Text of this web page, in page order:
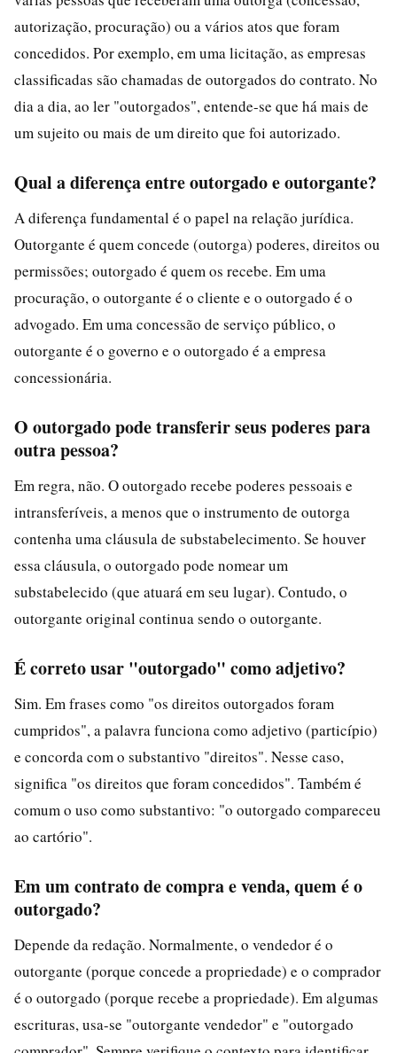
autorização, procuração) ou a vários atos que foram
concedidos. Por exemplo, em uma licitação, as empresas
classificadas são chamadas de outorgados do contrato. No
dia a dia, ao ler "outorgados", entende-se que há mais de
um sujeito ou mais de um direito que foi autorizado.
Qual a diferença entre outorgado e outorgante?
A diferença fundamental é o papel na relação jurídica.
Outorgante é quem concede (outorga) poderes, direitos ou
permissões; outorgado é quem os recebe. Em uma
procuração, o outorgante é o cliente e o outorgado é o
advogado. Em uma concessão de serviço público, o
outorgante é o governo e o outorgado é a empresa
concessionária.
O outorgado pode transferir seus poderes para
outra pessoa?
Em regra, não. O outorgado recebe poderes pessoais e
intransferíveis, a menos que o instrumento de outorga
contenha uma cláusula de substabelecimento. Se houver
essa cláusula, o outorgado pode nomear um
substabelecido (que atuará em seu lugar). Contudo, o
outorgante original continua sendo o outorgante.
É correto usar "outorgado" como adjetivo?
Sim. Em frases como "os direitos outorgados foram
cumpridos", a palavra funciona como adjetivo (particípio)
e concorda com o substantivo "direitos". Nesse caso,
significa "os direitos que foram concedidos". Também é
comum o uso como substantivo: "o outorgado compareceu
ao cartório".
Em um contrato de compra e venda, quem é o
outorgado?
Depende da redação. Normalmente, o vendedor é o
outorgante (porque concede a propriedade) e o comprador
é o outorgado (porque recebe a propriedade). Em algumas
escrituras, usa-se "outorgante vendedor" e "outorgado